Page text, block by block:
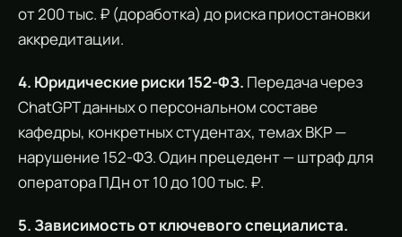
от 200 тыс. ₽ (доработка) до риска приостановки
аккредитации.
4. Юридические риски 152-ФЗ. Передача через
ChatGPT данных о персональном составе
кафедры, конкретных студентах, темах ВКР —
нарушение 152-ФЗ. Один прецедент — штраф для
оператора ПДн от 10 до 100 тыс. ₽.
5. Зависимость от ключевого специалиста.